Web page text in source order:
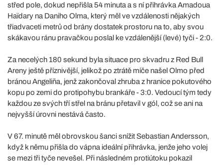
střed pole, dokud nepřišla 54 minuta a s ní přihrávka Amadoua
Haïdary na Daniho Olma, který měl ve vzdálenosti nějakých
třiadvaceti metrů od brány dostatek prostoru na to, aby svou
skákavou ránu pravačkou poslal ke vzdálenější (levé) tyči - 2:0.
Za necelých 180 sekund byla situace pro skvadru z Red Bull
Areny ještě příznivější, jelikož po ztrátě míče našel Olmo před
bránou Angeliña, jenž zakončoval zhruba z hranice pokutového
kopu po zemi do protipohybu brankáře - 3:0. Vedoucí tým tedy
každou ze svých tří střel na bránu přetavil v gól, což se ani na
nejvyšší úrovni nestává často.
V 67. minutě měl obrovskou šanci snížit Sebastian Andersson,
když k němu přišla do vápna ideální přihrávka, jenže jeho volej
se mezi tři tyče nevešel. Při následném protiútoku pokazil